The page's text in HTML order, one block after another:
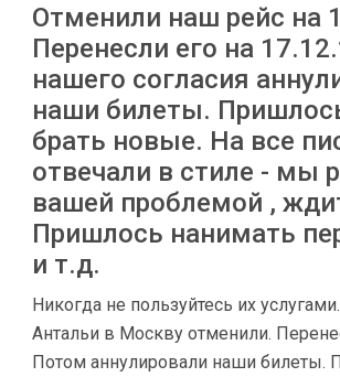
Отменили наш рейс на
Перенесли его на
нашего согласия
наши билеты.
брать новые. На все
отвечали в стиле - мы
вашей проблемой ,
Пришлось нанимать
и т.д.
Никогда не пользуйтесь их
Антальи в Москву отменили.
Потом аннулировали наши билеты.